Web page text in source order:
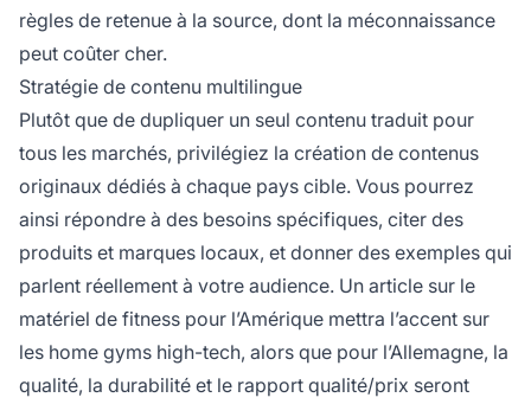
règles de retenue à la source, dont la méconnaissance
peut coûter cher.
Stratégie de contenu multilingue
Plutôt que de dupliquer un seul contenu traduit pour
tous les marchés, privilégiez la création de contenus
originaux dédiés à chaque pays cible. Vous pourrez
ainsi répondre à des besoins spécifiques, citer des
produits et marques locaux, et donner des exemples qui
parlent réellement à votre audience. Un article sur le
matériel de fitness pour l’Amérique mettra l’accent sur
les home gyms high-tech, alors que pour l’Allemagne, la
qualité, la durabilité et le rapport qualité/prix seront